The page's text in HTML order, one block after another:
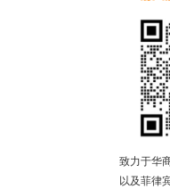
致力于华
以及菲律